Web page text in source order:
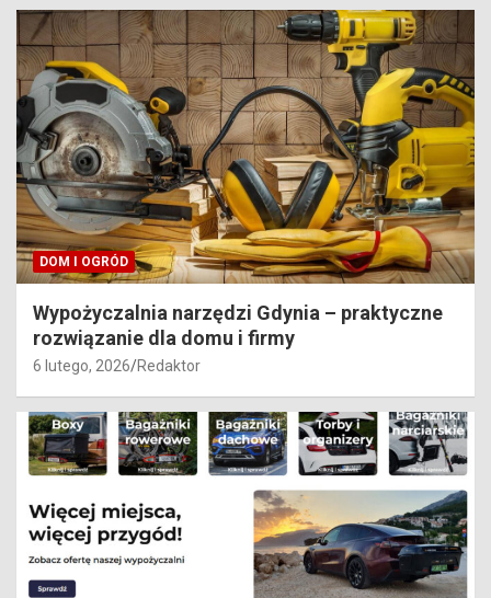
DOM I OGRÓD
Wypożyczalnia narzędzi Gdynia – praktyczne
rozwiązanie dla domu i firmy
6 lutego, 2026 Redaktor